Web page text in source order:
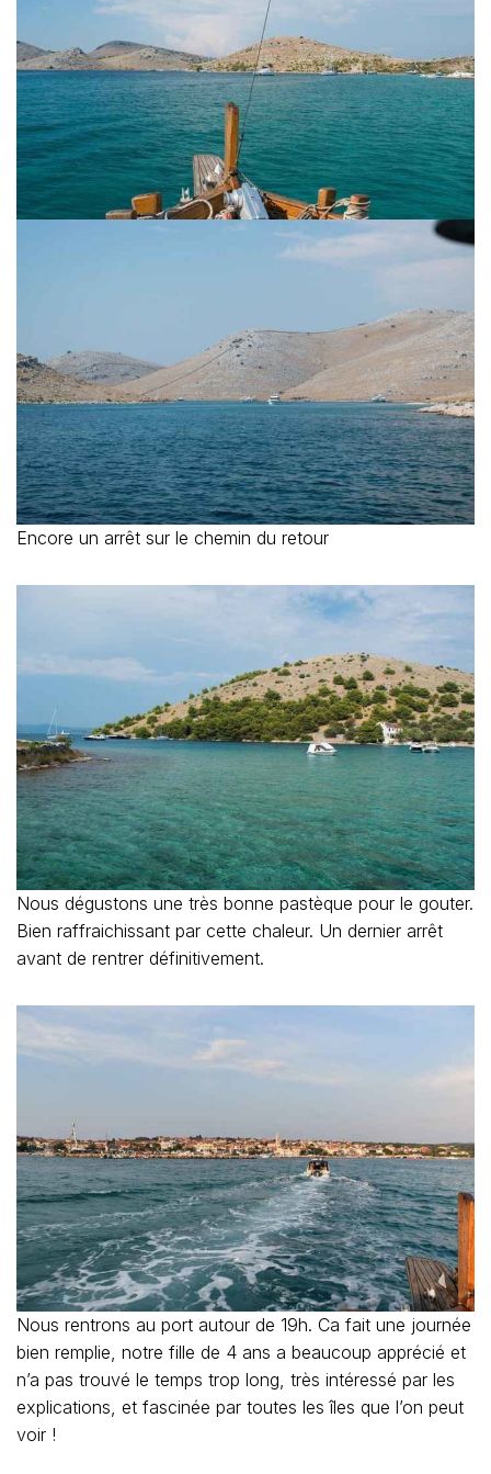
Encore un arrêt sur le chemin du retour
Nous dégustons une très bonne pastèque pour le gouter.
Bien raffraichissant par cette chaleur. Un dernier arrêt
avant de rentrer définitivement.
Nous rentrons au port autour de 19h. Ca fait une journée
bien remplie, notre fille de 4 ans a beaucoup apprécié et
n’a pas trouvé le temps trop long, très intéressé par les
explications, et fascinée par toutes les îles que l’on peut
voir !